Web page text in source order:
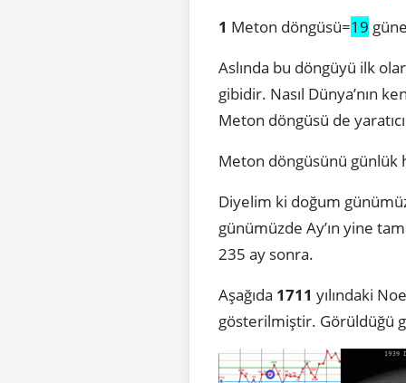
1 Meton döngüsü=19
Aslında bu döngüyü ilk
gibidir. Nasıl Dünya’nın
Meton döngüsü de
Meton döngüsünü günlük
Diyelim ki doğum
günümüzde Ay’ın yine
235 ay sonra.
Aşağıda 1711 yılındaki
gösterilmiştir. Görüldüğü